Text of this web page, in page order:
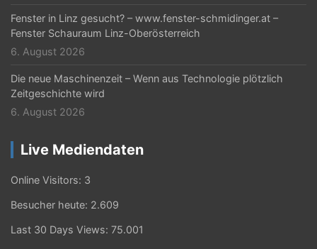
Fenster in Linz gesucht? – www.fenster-schmidinger.at –
Fenster Schauraum Linz-Oberösterreich
6. August 2026
Die neue Maschinenzeit – Wenn aus Technologie plötzlich
Zeitgeschichte wird
6. August 2026
Live Mediendaten
Online Visitors: 3
Besucher heute: 2.609
Last 30 Days Views: 75.001